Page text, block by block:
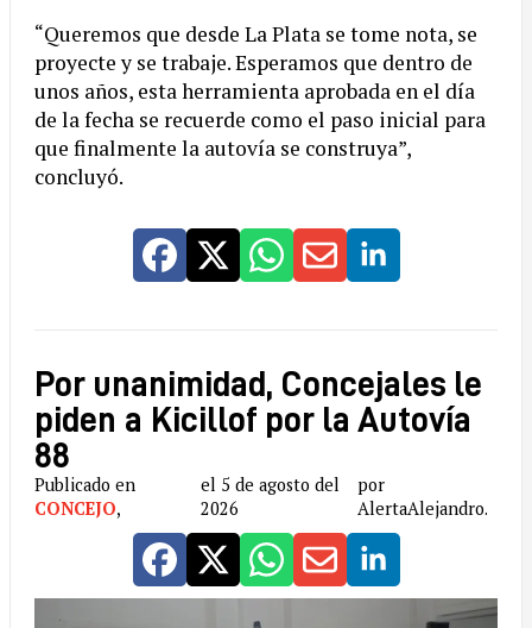
“Queremos que desde La Plata se tome nota, se
proyecte y se trabaje. Esperamos que dentro de
unos años, esta herramienta aprobada en el día
de la fecha se recuerde como el paso inicial para
que finalmente la autovía se construya”,
concluyó.
Por unanimidad, Concejales le
piden a Kicillof por la Autovía
88
Publicado en
CONCEJO,
el 5 de agosto del
2026
por
AlertaAlejandro.